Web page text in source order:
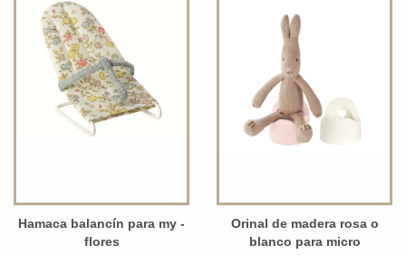
Hamaca balancín para my -
flores
Orinal de madera rosa o
blanco para micro